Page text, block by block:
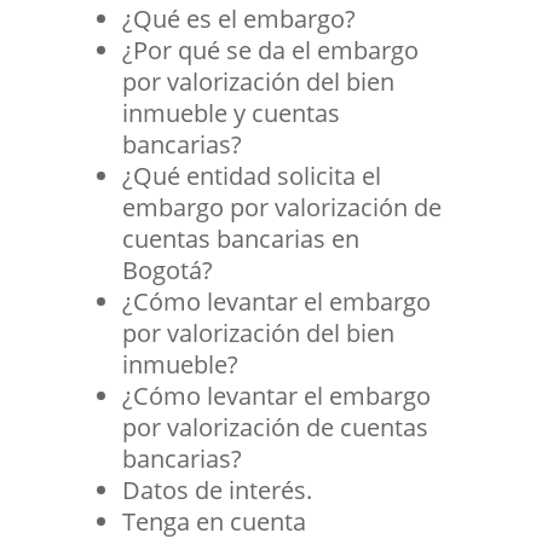
¿Qué es el embargo?
¿Por qué se da el embargo
por valorización del bien
inmueble y cuentas
bancarias?
¿Qué entidad solicita el
embargo por valorización de
cuentas bancarias en
Bogotá?
¿Cómo levantar el embargo
por valorización del bien
inmueble?
¿Cómo levantar el embargo
por valorización de cuentas
bancarias?
Datos de interés.
Tenga en cuenta